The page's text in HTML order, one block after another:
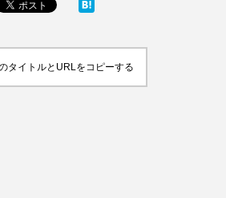
タイトルとURLをコピーする